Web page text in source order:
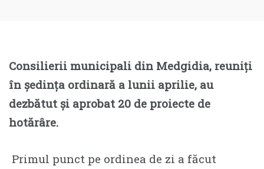
Consilierii municipali din Medgidia, reuniți
în ședința ordinară a lunii aprilie, au
dezbătut și aprobat 20 de proiecte de
hotărâre.
Primul punct pe ordinea de zi a făcut